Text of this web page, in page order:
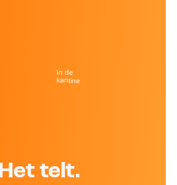
telt.
In de
kantine